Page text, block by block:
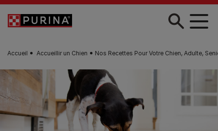
Skip to main content
Accueil Accueillir un Chien Nos Recettes Pour Votre Chien, Adulte,